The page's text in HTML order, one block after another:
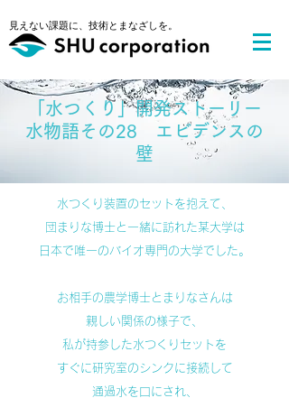
​見えない課題に、技術とまなざしを。
​「水つくり」開発ストーリー
水物語その28 エビデンスの
壁
水つくり装置のセットを抱えて、
団まりな博士と一緒に訪れた某大学は
日本で唯一のバイオ専門の大学でした。
お相手の農学博士とまりなさんは
親しい関係の様子で、
私が持参した水つくりセットを
すぐに研究室のシンクに接続して
通過水を口にされ、